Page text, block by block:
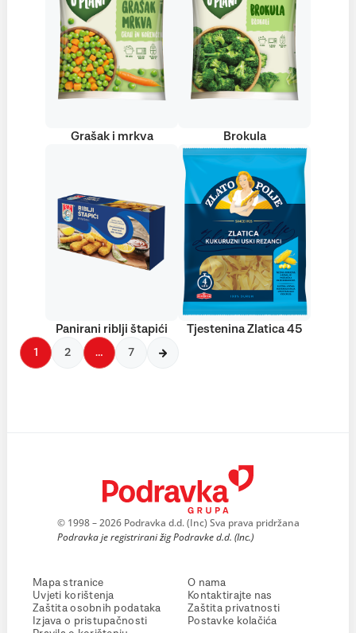
Grašak i mrkva Brokula
Panirani riblji štapići Tjestenina Zlatica 45
1 2 … 7
© 1998 – 2026 Podravka d.d. (Inc) Sva prava pridržana
Podravka je registrirani žig Podravke d.d. (Inc.)
Mapa stranice
Uvjeti korištenja
Zaštita osobnih podataka
Izjava o pristupačnosti
O nama
Kontaktirajte nas
Zaštita privatnosti
Postavke kolačića